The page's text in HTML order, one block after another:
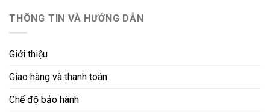
150.000 ₫.
THÔNG TIN VÀ HƯỚNG DẪN
Giới thiệu
Giao hàng và thanh toán
Chế độ bảo hành